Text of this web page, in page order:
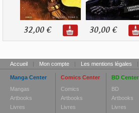
32,00 € 30,00 €
Accueil | Mon compte | Les mentions légales |
Manga Center
Mangas
Artbooks
Livres
Comics Center
Comics
Artbooks
Livres
BD Center
BD
Artbooks
Livres